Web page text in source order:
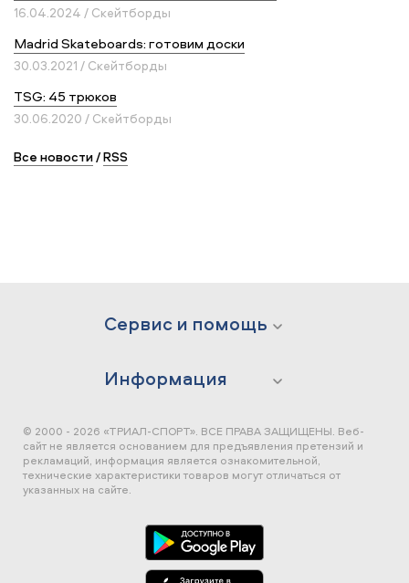
16.04.2024 / Скейтборды
Madrid Skateboards: готовим доски
30.03.2021 / Скейтборды
TSG: 45 трюков
30.06.2020 / Скейтборды
Все новости/RSS
Сервис и помощь
Информация
© 2000 - 2026 «ТРИАЛ-СПОРТ». ВСЕ ПРАВА ЗАЩИЩЕНЫ. Веб-
сайт не является основанием для предъявления претензий и
рекламаций, информация является ознакомительной,
технические характеристики товаров могут отличаться от
указанных на сайте.